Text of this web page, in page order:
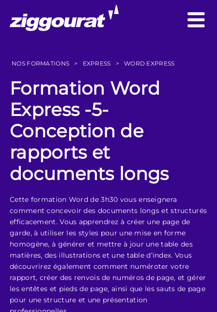
NOS FORMATIONS > EXPRESS > WORD EXPRESS
Formation Word
Express -5-
Conception de
rapports et
documents longs
Cette formation Word de 3h30 vous enseignera
comment concevoir des documents longs et structurés
efficacement. Vous apprendrez à créer une page de
garde, à utiliser les styles pour une mise en forme
homogène, à générer et mettre à jour une table des
matières, des illustrations et une table d’index. Vous
découvrirez également comment numéroter votre
rapport, créer des renvois de numéros de page, et gérer
les entêtes et pieds de page, ainsi que les sauts de page
pour une structure et une présentation